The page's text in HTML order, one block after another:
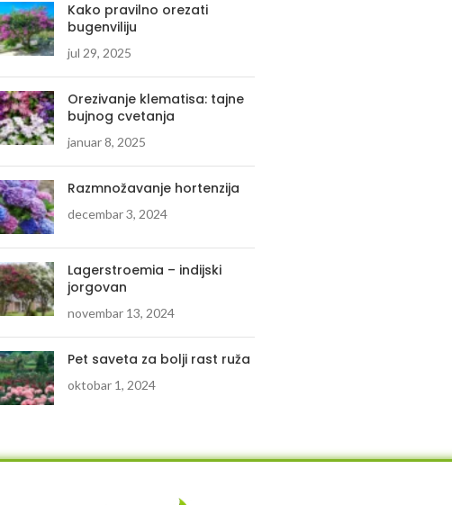
Kako pravilno orezati
bugenviliju
jul 29, 2025
Orezivanje klematisa: tajne
bujnog cvetanja
januar 8, 2025
Razmnožavanje hortenzija
decembar 3, 2024
Lagerstroemia – indijski
jorgovan
novembar 13, 2024
Pet saveta za bolji rast ruža
oktobar 1, 2024